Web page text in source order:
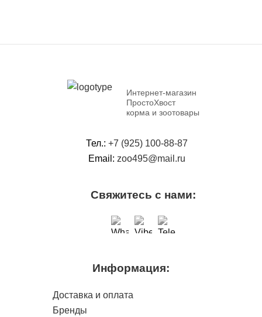
Интернет-магазин
ПростоХвост
корма и зоотовары
Тел.:+7 (925) 100-88-87
Email: zoo495@mail.ru
Свяжитесь с нами:
Информация:
Доставка и оплата
Бренды